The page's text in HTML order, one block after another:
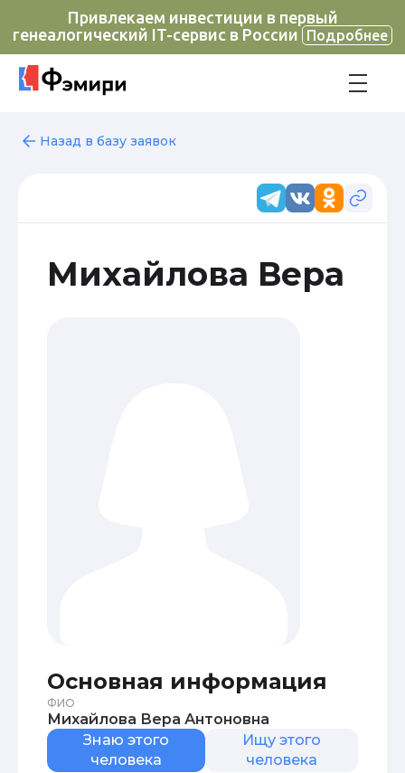
Привлекаем инвестиции в первый
генеалогический IT-сервис в России
Подробнее
Назад в базу заявок
Михайлова Вера
Основная информация
ФИО
Михайлова Вера Антоновна
Знаю этого
человека
Ищу этого
человека